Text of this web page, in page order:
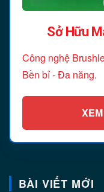
Sở Hữu
Công nghệ
Bền bỉ - Đa năng.
BÀI VIẾT MỚI